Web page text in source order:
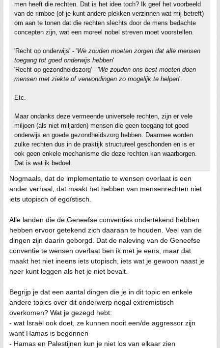
men heeft die rechten. Dat is het idee toch? Ik geef het voorbeeld
van de rimboe (of je kunt andere plekken verzinnen wat mij betreft)
om aan te tonen dat die rechten slechts door de mens bedachte
concepten zijn, wat een moreel nobel streven moet voorstellen.
'Recht op onderwijs' - 'We zouden moeten zorgen dat alle mensen
toegang tot goed onderwijs hebben'
'Recht op gezondheidszorg' - 'We zouden ons best moeten doen
mensen met ziekte of verwondingen zo mogelijk te helpen'.
Etc.
Maar ondanks deze vermeende universele rechten, zijn er vele
miljoen (als niet miljarden) mensen die geen toegang tot goed
onderwijs en goede gezondheidszorg hebben. Daarmee worden
zulke rechten dus in de praktijk structureel geschonden en is er
ook geen enkele mechanisme die deze rechten kan waarborgen.
Dat is wat ik bedoel.
Nogmaals, dat de implementatie te wensen overlaat is een
ander verhaal, dat maakt het hebben van mensenrechten niet
iets utopisch of egoïstisch.
Alle landen die de Geneefse conventies ondertekend hebben
hebben ervoor getekend zich daaraan te houden. Veel van de
dingen zijn daarin geborgd. Dat de naleving van de Geneefse
conventie te wensen overlaat ben ik met je eens, maar dat
maakt het niet ineens iets utopisch, iets wat je gewoon naast je
neer kunt leggen als het je niet bevalt.
Begrijp je dat een aantal dingen die je in dit topic en enkele
andere topics over dit onderwerp nogal extremistisch
overkomen? Wat je gezegd hebt:
- wat Israël ook doet, ze kunnen nooit een/de aggressor zijn
want Hamas is begonnen
- Hamas en Palestijnen kun je niet los van elkaar zien